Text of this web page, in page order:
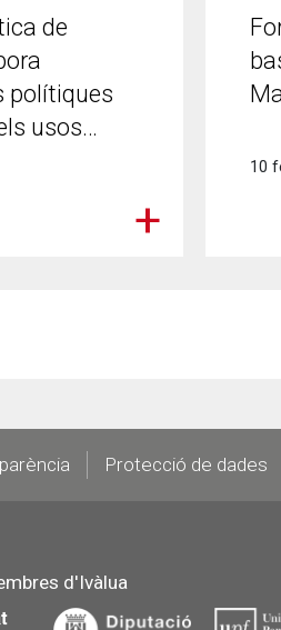
de
polítiques
usos…
10
Protecció de dades
d'Ivàlua